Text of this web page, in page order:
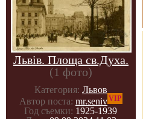
Львів. Площа св.Духа.
(1 фото)
Категория: Львов
Автор поста: mr.senivVIP
Год съемки: 1925-1939